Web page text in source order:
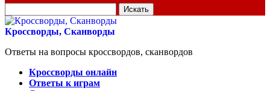
для:
Кроссворды, Сканворды
Ответы на вопросы кроссвордов, сканвордов
Кроссворды онлайн
Ответы к играм